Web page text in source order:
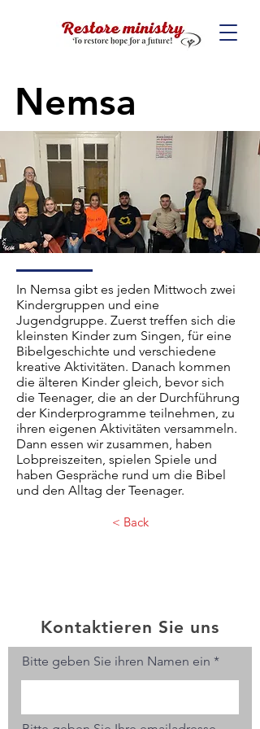
Nemsa
In Nemsa gibt es jeden Mittwoch zwei
Kindergruppen und eine
Jugendgruppe. Zuerst treffen sich die
kleinsten Kinder zum Singen, für eine
Bibelgeschichte und verschiedene
kreative Aktivitäten. Danach kommen
die älteren Kinder gleich, bevor sich
die Teenager, die an der Durchführung
der Kinderprogramme teilnehmen, zu
ihren eigenen Aktivitäten versammeln.
Dann essen wir zusammen, haben
Lobpreiszeiten, spielen Spiele und
haben Gespräche rund um die Bibel
und den Alltag der Teenager.
< Back
Kontaktieren Sie uns
Bitte geben Sie ihren Namen ein